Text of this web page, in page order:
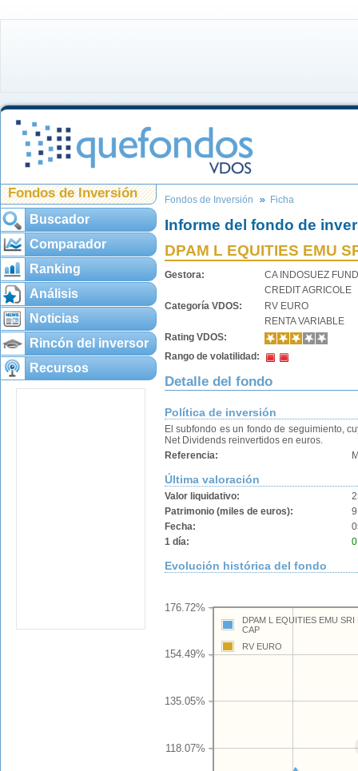
Fondos de Inversión
Buscador
Comparador
Ranking
Análisis
Noticias
Rincón del inversor
Recursos
Fondos de Inversión Ficha
Informe del fondo de
DPAM L EQUITIES EMU
Gestora:
CA INDOSUEZ
CREDIT AGRICOLE
Categoría VDOS:
RV EURO
RENTA VARIABLE
Rating VDOS:
Rango de volatilidad:
Detalle del fondo
Política de inversión
El subfondo es un fondo de seguimiento,
Net Dividends reinvertidos en euros.
Referencia:
Última valoración
Valor liquidativo:
Patrimonio (miles de euros):
Fecha:
1 día:
Evolución histórica del fondo
118.07%
135.05%
154.49%
176.72%
DPAM L EQUITIES EMU SRI
CAP
RV EURO